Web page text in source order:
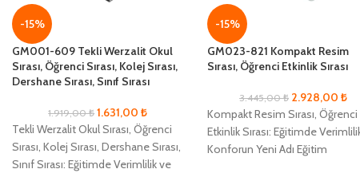
-15%
GM001-609 Tekli Werzalit Okul
Sırası, Öğrenci Sırası, Kolej Sırası,
Dershane Sırası, Sınıf Sırası
1.919,00₺ 1.631,00₺
Tekli Werzalit Okul Sırası, Öğrenci
Sırası, Kolej Sırası, Dershane Sırası,
Sınıf Sırası: Eğitimde Verimlilik ve
-15%
GM023-821 Kompakt Resim
Sırası, Öğrenci Etkinlik Sırası
3.445,00₺ 2.928,00₺
Kompakt Resim Sırası, Öğrenci
Etkinlik Sırası: Eğitimde
Konforun Yeni Adı Eğitim